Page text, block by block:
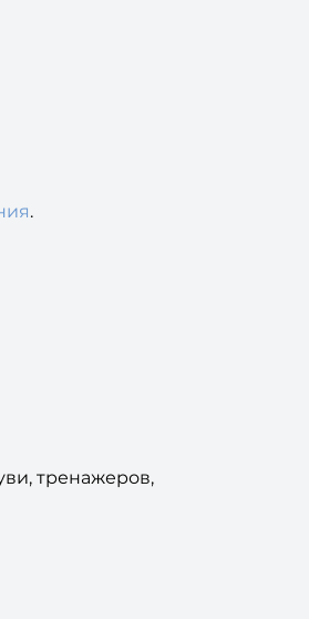
.
тренажеров,